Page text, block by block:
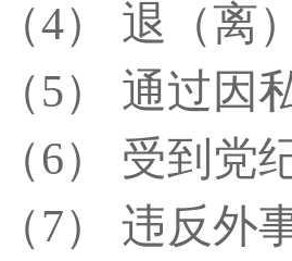
（4） 退（离
（5） 通过因
（6） 受到党
（7） 违反外